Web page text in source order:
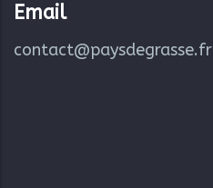
Email
contact@paysdegrasse.fr